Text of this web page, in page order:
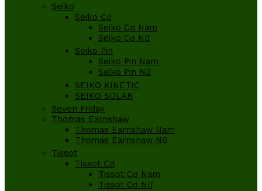
Seiko
Seiko Cơ
Seiko Cơ Nam
Seiko Cơ Nữ
Seiko Pin
Seiko Pin Nam
Seiko Pin Nữ
SEIKO KINETIC
SEIKO SOLAR
Seven Friday
Thomas Earnshaw
Thomas Earnshaw Nam
Thomas Earnshaw Nữ
Tissot
Tissot Cơ
Tissot Cơ Nam
Tissot Cơ Nữ